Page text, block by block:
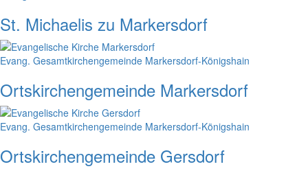
St. Michaelis zu Markersdorf
Evang. Gesamtkirchengemeinde Markersdorf-Königshain
Ortskirchengemeinde Markersdorf
Evang. Gesamtkirchengemeinde Markersdorf-Königshain
Ortskirchengemeinde Gersdorf